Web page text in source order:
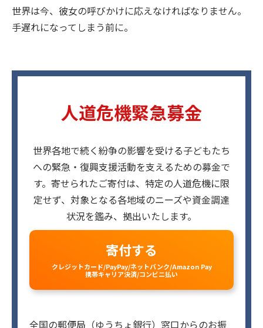
世界は今、彼女の呼びかけに応えなければなりません。
手遅れになってしまう前に。
人道危機緊急募金
世界各地で続く紛争の影響を受ける子どもたち
への緊急・復興支援活動を支えるための募金で
す。寄せられたご寄付は、特定の人道危機に限
定せず、対象となる各地域のニーズや資金調達
状況を鑑み、拠出いたします。
寄付する
クレジットカード/PayPay/ネットバンク/Amazon Pay
携帯キャリア決済/コンビニ払い
全国の郵便局（ゆうちょ銀行）窓口からのお振